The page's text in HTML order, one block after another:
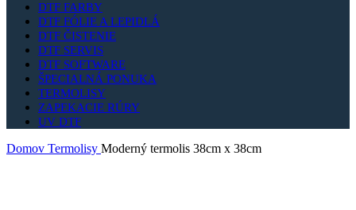
DTF FARBY
DTF FÓLIE A LEPIDLÁ
DTF ČISTENIE
DTF SERVIS
DTF SOFTWARE
ŠPECIALNÁ PONUKA
TERMOLISY
ZAPEKACIE RÚRY
UV DTF
Domov Termolisy Moderný termolis 38cm x 38cm